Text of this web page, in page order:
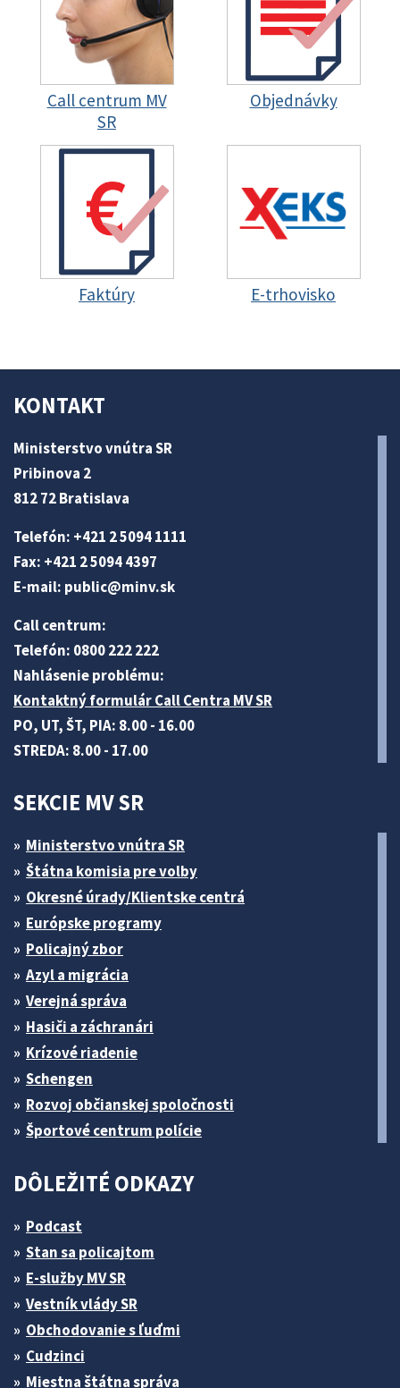
Call centrum MV
SR
Objednávky
Faktúry E-trhovisko
KONTAKT
Ministerstvo vnútra SR
Pribinova 2
812 72 Bratislava
Telefón: +421 2 5094 1111
Fax: +421 2 5094 4397
E-mail: public@minv.sk
Call centrum:
Telefón: 0800 222 222
Nahlásenie problému:
Kontaktný formulár Call Centra MV SR
PO, UT, ŠT, PIA: 8.00 - 16.00
STREDA: 8.00 - 17.00
SEKCIE MV SR
Ministerstvo vnútra SR
Štátna komisia pre volby
Okresné úrady/Klientske centrá
Európske programy
Policajný zbor
Azyl a migrácia
Verejná správa
Hasiči a záchranári
Krízové riadenie
Schengen
Rozvoj občianskej spoločnosti
Športové centrum polície
DÔLEŽITÉ ODKAZY
Podcast
Stan sa policajtom
E-služby MV SR
Vestník vlády SR
Obchodovanie s ľuďmi
Cudzinci
Miestna štátna správa